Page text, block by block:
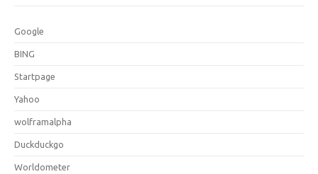
Google
BING
Startpage
Yahoo
wolframalpha
Duckduckgo
Worldometer